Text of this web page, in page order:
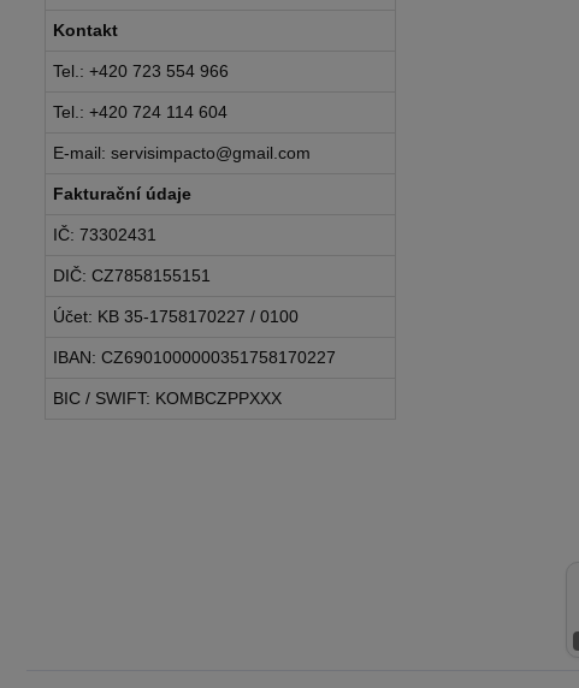
Kontakt
Tel.: +420 723 554 966
Tel.: +420 724 114 604
E-mail: servisimpacto@gmail.com
Fakturační údaje
IČ: 73302431
DIČ: CZ7858155151
Účet: KB 35-1758170227 / 0100
IBAN: CZ6901000000351758170227
BIC / SWIFT: KOMBCZPPXXX